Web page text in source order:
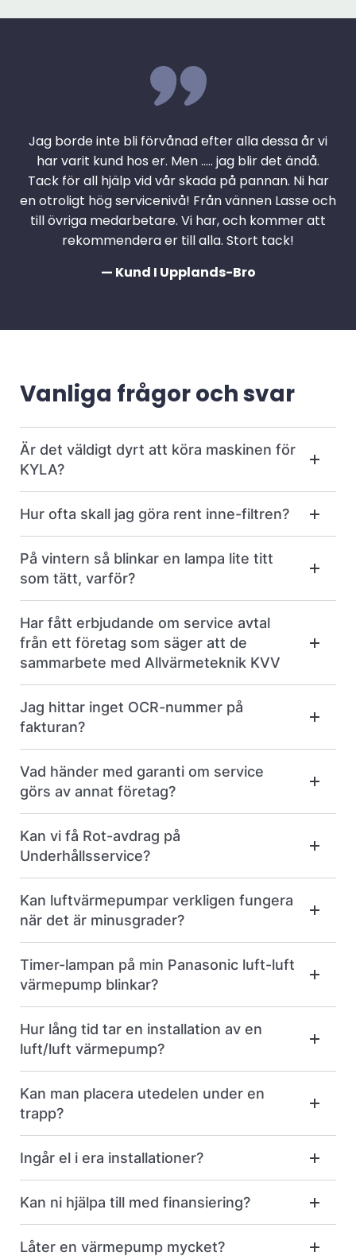
Jag borde inte bli förvånad efter alla dessa år vi
har varit kund hos er. Men ….. jag blir det ändå.
Tack för all hjälp vid vår skada på pannan. Ni har
en otroligt hög servicenivå! Från vännen Lasse och
till övriga medarbetare. Vi har, och kommer att
rekommendera er till alla. Stort tack!
— Kund I Upplands-Bro
Vanliga frågor och svar
Är det väldigt dyrt att köra maskinen för
KYLA?
Hur ofta skall jag göra rent inne-filtren?
På vintern så blinkar en lampa lite titt
som tätt, varför?
Har fått erbjudande om service avtal
från ett företag som säger att de
sammarbete med Allvärmeteknik KVV
Jag hittar inget OCR-nummer på
fakturan?
Vad händer med garanti om service
görs av annat företag?
Kan vi få Rot-avdrag på
Underhållsservice?
Kan luftvärmepumpar verkligen fungera
när det är minusgrader?
Timer-lampan på min Panasonic luft-luft
värmepump blinkar?
Hur lång tid tar en installation av en
luft/luft värmepump?
Kan man placera utedelen under en
trapp?
Ingår el i era installationer?
Kan ni hjälpa till med finansiering?
Låter en värmepump mycket?